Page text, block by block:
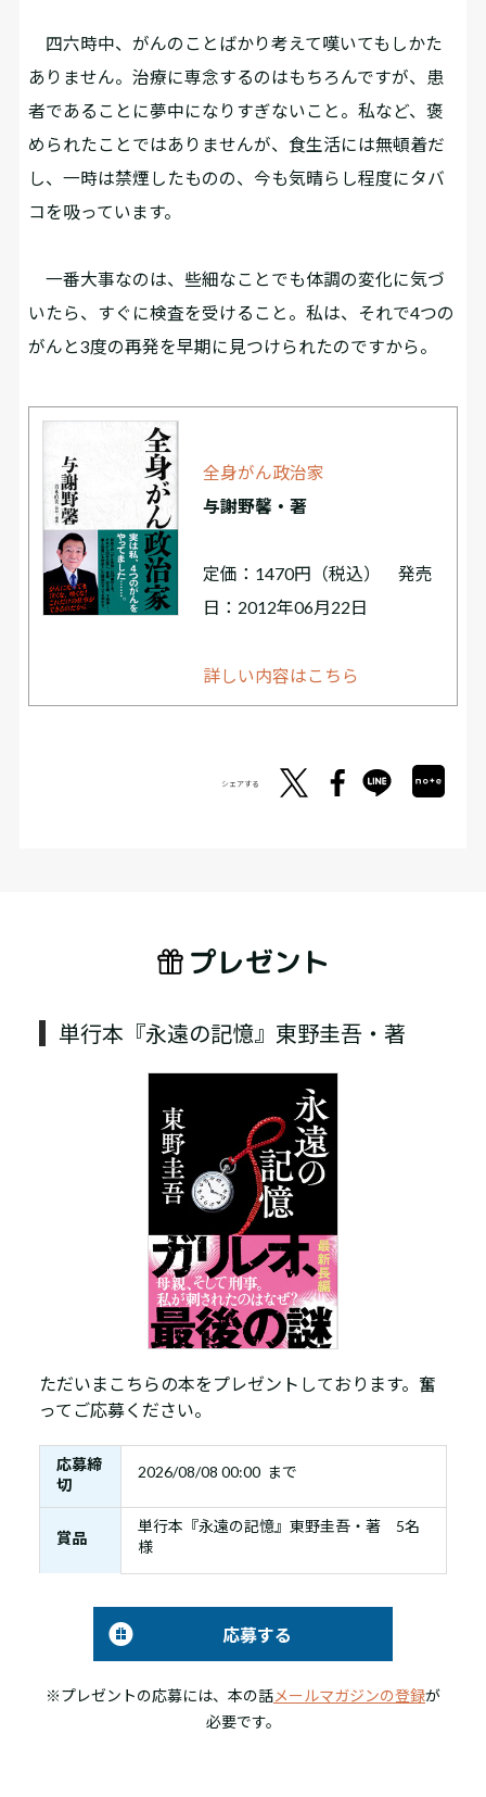
四六時中、がんのことばかり考えて嘆いてもしかた
ありません。治療に専念するのはもちろんですが、患
者であることに夢中になりすぎないこと。私など、褒
められたことではありませんが、食生活には無頓着だ
し、一時は禁煙したものの、今も気晴らし程度にタバ
コを吸っています。
一番大事なのは、些細なことでも体調の変化に気づ
いたら、すぐに検査を受けること。私は、それで4つの
がんと3度の再発を早期に見つけられたのですから。
全身がん政治家
与謝野馨・著
定価：1470円（税込） 発売
日：2012年06月22日
詳しい内容はこちら
シェアする
プレゼント
単行本『永遠の記憶』東野圭吾・著
ただいまこちらの本をプレゼントしております。奮
ってご応募ください。
応募締
切
2026/08/08 00:00 まで
賞品
単行本『永遠の記憶』東野圭吾・著 5名
様
応募する
※プレゼントの応募には、本の話メールマガジンの登録が
必要です。